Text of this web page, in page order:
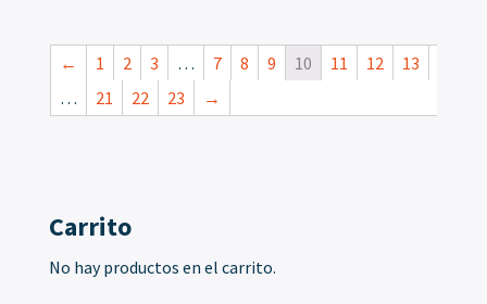
← 1 2 3 … 7 8 9 10 11 12
13
…
21 22 23 →
Carrito
No hay productos en el carrito.